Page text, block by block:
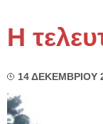
Η
14 ΔΕΚΕΜΒΡΙΟΥ